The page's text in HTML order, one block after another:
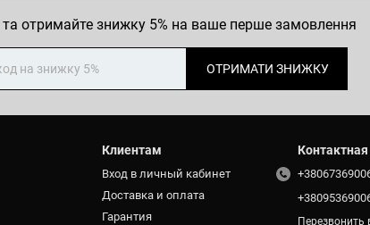
отримайте знижку 5% на ваше перше замовлення
ОТРИМАТИ ЗНИЖКУ
Клиентам
Вход в личный кабинет
Доставка и оплата
Гарантия
Перезвонить